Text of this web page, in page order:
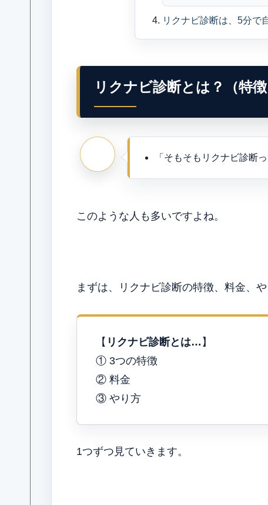
リクナビ診断は、5分で
リクナビ診断とは？（特
「そもそもリクナビ診断
このような人も多いですよね。
まずは、リクナビ診断の特徴、料金、や
【 リクナビ診断とは… 】
① 3つの特徴
② 料金
③ やり方
1つずつ見ていきます。